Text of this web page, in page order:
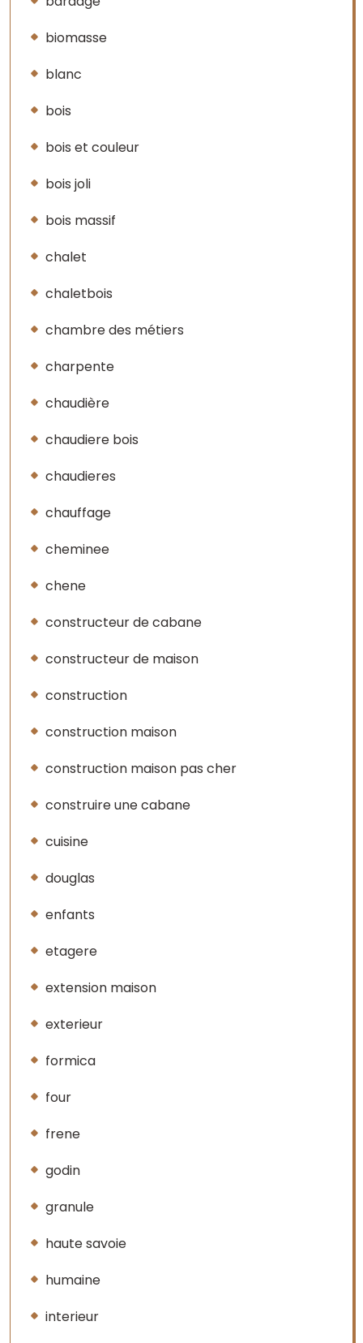
biomasse
blanc
bois
bois et couleur
bois joli
bois massif
chalet
chaletbois
chambre des métiers
charpente
chaudière
chaudiere bois
chaudieres
chauffage
cheminee
chene
constructeur de cabane
constructeur de maison
construction
construction maison
construction maison pas cher
construire une cabane
cuisine
douglas
enfants
etagere
extension maison
exterieur
formica
four
frene
godin
granule
haute savoie
humaine
interieur